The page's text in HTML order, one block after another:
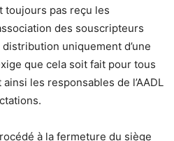
toujours pas reçu les
des souscripteurs
uniquement d’une
que cela soit fait pour tous
les responsables de l’AADL
à la fermeture du siège